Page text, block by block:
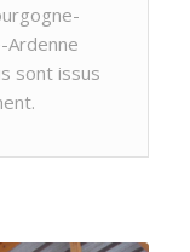
Ardenne
sont issus